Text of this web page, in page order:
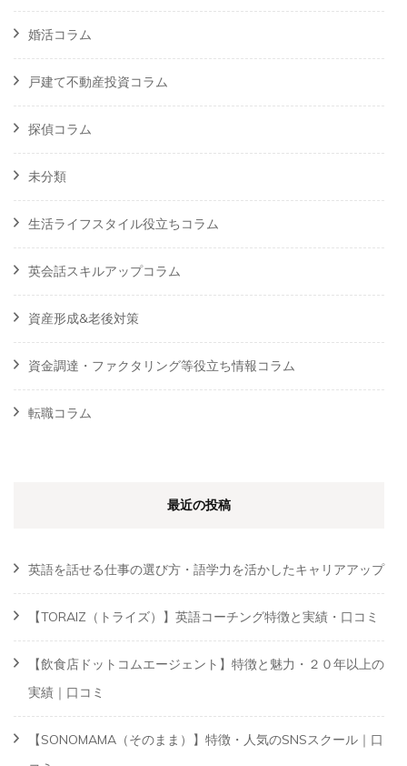
婚活コラム
戸建て不動産投資コラム
探偵コラム
未分類
生活ライフスタイル役立ちコラム
英会話スキルアップコラム
資産形成&老後対策
資金調達・ファクタリング等役立ち情報コラム
転職コラム
最近の投稿
英語を話せる仕事の選び方・語学力を活かしたキャリアアップ
【TORAIZ（トライズ）】英語コーチング特徴と実績・口コミ
【飲食店ドットコムエージェント】特徴と魅力・２０年以上の
実績｜口コミ
【SONOMAMA（そのまま）】特徴・人気のSNSスクール｜口